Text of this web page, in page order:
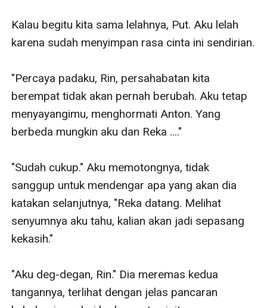
Kalau begitu kita sama lelahnya, Put. Aku lelah
karena sudah menyimpan rasa cinta ini sendirian.
"Percaya padaku, Rin, persahabatan kita
berempat tidak akan pernah berubah. Aku tetap
menyayangimu, menghormati Anton. Yang
berbeda mungkin aku dan Reka ...."
"Sudah cukup." Aku memotongnya, tidak
sanggup untuk mendengar apa yang akan dia
katakan selanjutnya, "Reka datang. Melihat
senyumnya aku tahu, kalian akan jadi sepasang
kekasih."
"Aku deg-degan, Rin." Dia meremas kedua
tangannya, terlihat dengan jelas pancaran